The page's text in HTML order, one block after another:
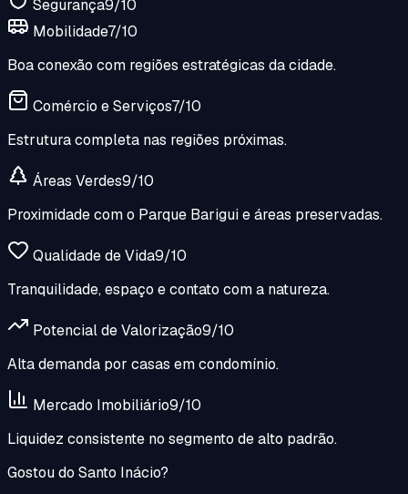
Segurança9/10
Mobilidade7/10
Boa conexão com regiões estratégicas da cidade.
Comércio e Serviços7/10
Estrutura completa nas regiões próximas.
Áreas Verdes9/10
Proximidade com o Parque Barigui e áreas preservadas.
Qualidade de Vida9/10
Tranquilidade, espaço e contato com a natureza.
Potencial de Valorização9/10
Alta demanda por casas em condomínio.
Mercado Imobiliário9/10
Liquidez consistente no segmento de alto padrão.
Gostou do Santo Inácio?